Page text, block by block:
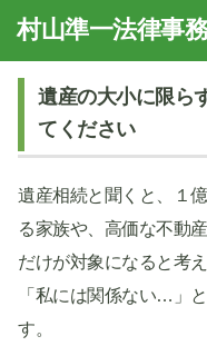
村山準一法律事
遺産の大小に限ら
てください
遺産相続と聞くと、１
る家族や、高価な不動
だけが対象になると考
「私には関係ない…」
す。